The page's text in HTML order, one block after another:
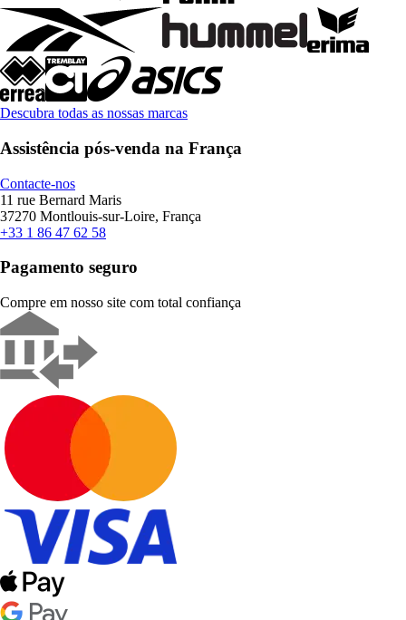
Descubra todas as nossas marcas
Assistência pós-venda na França
Contacte-nos
11 rue Bernard Maris
37270 Montlouis-sur-Loire, França
+33 1 86 47 62 58
Pagamento seguro
Compre em nosso site com total confiança